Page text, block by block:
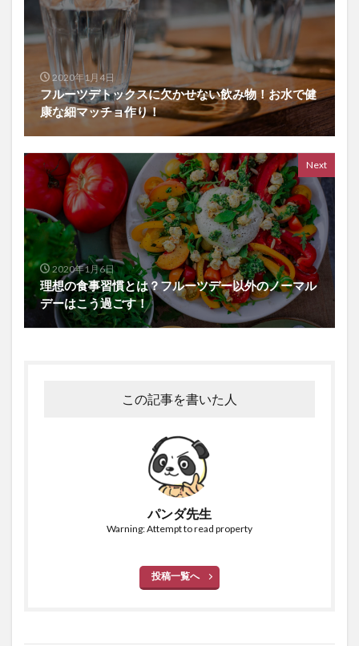
2020年1月4日
フルーツデトックスに欠かせない飲み物！お水で健
康な細マッチョ作り！
Next
2020年1月6日
理想の食事習慣とは？フルーツデー以外のノーマル
デーはこう過ごす！
この記事を書いた人
パンダ先生
Warning: Attempt to read property
投稿一覧へ